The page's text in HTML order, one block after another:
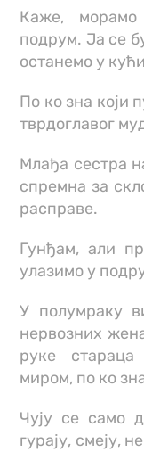
Каже, морамо
подрум. Ја се
останемо у
По ко зна који
тврдоглавог
Млађа сестра
спремна за
расправе.
Гунђам, али
улазимо у
У полумраку
нервозних
руке
миром, по ко
Чују се само
гурају, смеју,